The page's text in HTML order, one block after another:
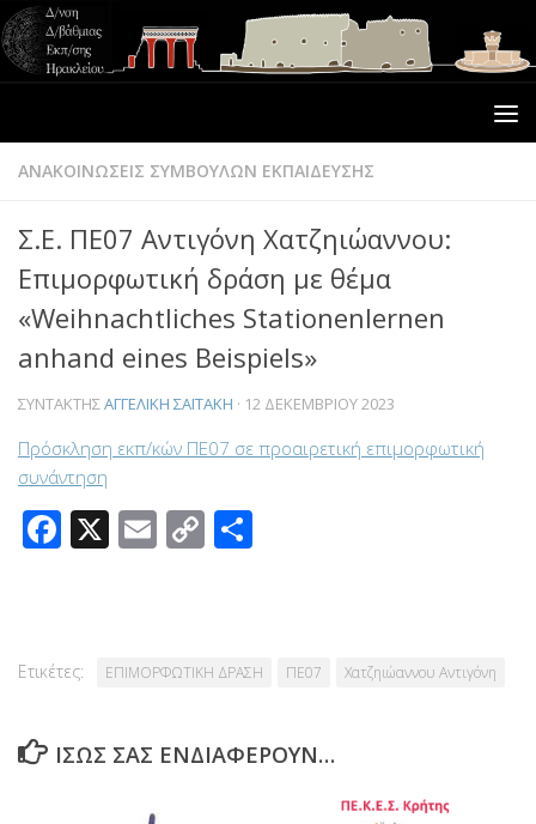
ΑΝΑΚΟΙΝΩΣΕΙΣ ΣΥΜΒΟΥΛΩΝ ΕΚΠΑΙΔΕΥΣΗΣ
Σ.Ε. ΠΕ07 Αντιγόνη Χατζηιώαννου:
Eπιμορφωτική δράση με θέμα
«Weihnachtliches Stationenlernen
anhand eines Beispiels»
ΣΥΝΤΆΚΤΗΣΑΓΓΕΛΙΚΉ ΣΑΪΤΆΚΗ · 12 ΔΕΚΕΜΒΡΊΟΥ 2023
Πρόσκληση εκπ/κών ΠΕ07 σε προαιρετική επιμορφωτική
συνάντηση
Facebook
X Email
Copy
Ετικέτες: ΕΠΙΜΟΡΦΩΤΙΚΗ ΔΡΑΣΗ ΠΕ07 Χατζηιώαννου Αντιγόνη
ΊΣΩΣ ΣΑΣ ΕΝΔΙΑΦΈΡΟΥΝ…